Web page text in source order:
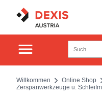
Willkommen Online Shop
Zerspanwerkzeuge u.